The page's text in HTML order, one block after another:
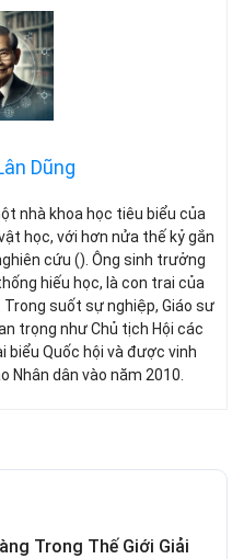
Dũng
nhà khoa học tiêu biểu của
học, với hơn nửa thế kỷ gắn
cứu (). Ông sinh trưởng
hiếu học, là con trai của
Trong suốt sự nghiệp, Giáo sư
trọng như Chủ tịch Hội các
biểu Quốc hội và được vinh
Nhân dân vào năm 2010.
Trong Thế Giới Giải